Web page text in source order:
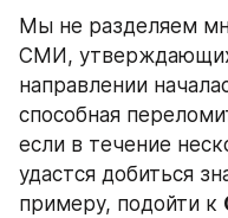
Мы не разделяем
СМИ,
направлении
способная
если в течение
удастся добиться
примеру, подойти к